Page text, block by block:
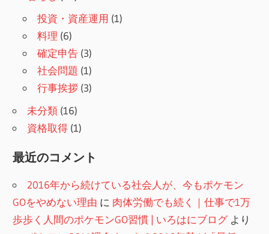
投資・資産運用 (1)
料理 (6)
確定申告 (3)
社会問題 (1)
行事挨拶 (3)
未分類 (16)
資格取得 (1)
最近のコメント
2016年から続けている社会人が、今もポケモン
GOをやめない理由 に 肉体労働でも続く｜仕事で1万
歩歩く人間のポケモンGO習慣 | いろはにブログより